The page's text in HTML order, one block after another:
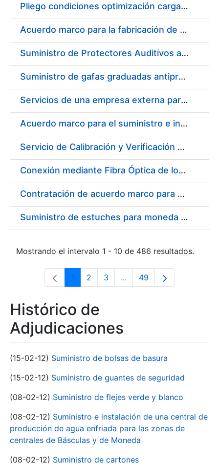
Pliego condiciones optimización cargas compras firmado
Acuerdo marco para la fabricación de piezas
Suministro de Protectores Auditivos a medida para las personas trabajadoras de los Centros de Trabajo de Madrid y Burgos
Suministro de gafas graduadas antiproyecciones para los trabajadores de la FNMT-RCM en los centros de trabajo de Madrid y Burgos
Servicios de una empresa externa para el asesoramiento y resolución de los recursos de alzada que se presentan relacionados con procesos de selección para la FNMT-RCM
Acuerdo marco para el suministro e instalación de persianas, estores y otros complementos
Servicio de Calibración y Verificación Externa de los Equipos de Medición del Servicio de Prevención de la FNMT-RCM
Conexión mediante Fibra Óptica de los Centros de Proceso de Datos (CPDs) de las sedes de la FNMT-RCM de Burgos y Madrid
Contratación de acuerdo marco para el Suministro de Material de Electricidad para la Fábrica Nacional de Moneda y Timbre-Real Casa de la Moneda en su centro de trabajo de Burgos
Suministro de estuches para moneda de 30 €
Mostrando el intervalo 1 - 10 de 486 resultados.
Página
1 Página
2 Página
3 ...Páginas intermedias Use
Página
49
Histórico de
Adjudicaciones
(15-02-12) Suministro de bolsas de basura
(15-02-12) Suministro de guantes de seguridad
(08-02-12) Suministro de flejes verde y blanco
(08-02-12) Suministro e instalación de una central de
producción de agua enfriada para las zonas de
centrales de Básculas y de Moneda
(08-02-12) Suministro de cartones